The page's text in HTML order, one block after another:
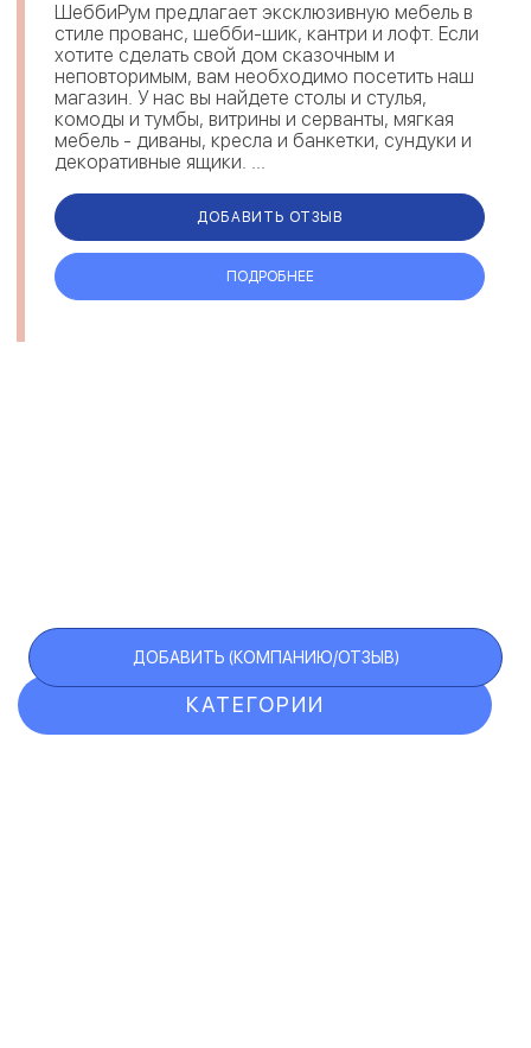
ШеббиРум предлагает эксклюзивную мебель в
стиле прованс, шебби-шик, кантри и лофт. Если
хотите сделать свой дом сказочным и
неповторимым, вам необходимо посетить наш
магазин. У нас вы найдете столы и стулья,
комоды и тумбы, витрины и серванты, мягкая
мебель - диваны, кресла и банкетки, сундуки и
декоративные ящики. ...
ДОБАВИТЬ ОТЗЫВ
ПОДРОБНЕЕ
КАТЕГОРИИ
ДОБАВИТЬ (КОМПАНИЮ/ОТЗЫВ)